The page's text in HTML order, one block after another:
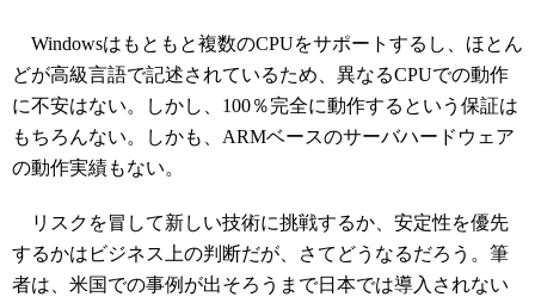
Windowsはもともと複数のCPUをサポートするし、ほとん
どが高級言語で記述されているため、異なるCPUでの動作
に不安はない。しかし、100％完全に動作するという保証は
もちろんない。しかも、ARMベースのサーバハードウェア
の動作実績もない。
リスクを冒して新しい技術に挑戦するか、安定性を優先
するかはビジネス上の判断だが、さてどうなるだろう。筆
者は、米国での事例が出そろうまで日本では導入されない